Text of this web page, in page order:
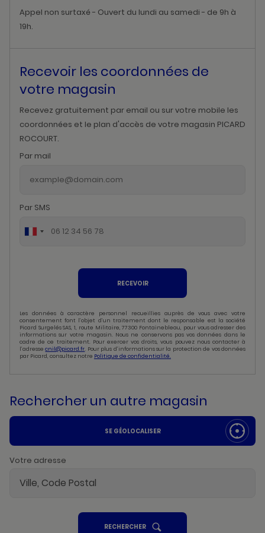
Appel non surtaxé - Ouvert du lundi au samedi - de 9h à
19h.
Recevoir les coordonnées de
votre magasin
Recevez gratuitement par email ou sur votre mobile les
coordonnées et le plan d'accès de votre magasin PICARD
ROCOURT.
Par mail
Par SMS
RECEVOIR
Les données à caractère personnel recueillies auprès de vous avec votre
consentement font l’objet d’un traitement dont le responsable est la société
Picard Surgelés SAS, 1, route Militaire, 77300 Fontainebleau, pour vous adresser des
informations sur votre magasin. Nous ne conservons pas vos données dans le
cadre de ce traitement. Pour exercer vos droits, vous pouvez nous contacter à
l’adressecnil@picard.fr. Pour plus d’informations sur la protection de vos données
par Picard, consultez notre Politique de confidentialité.
Rechercher un autre magasin
SE GÉOLOCALISER
Votre adresse
RECHERCHERUN